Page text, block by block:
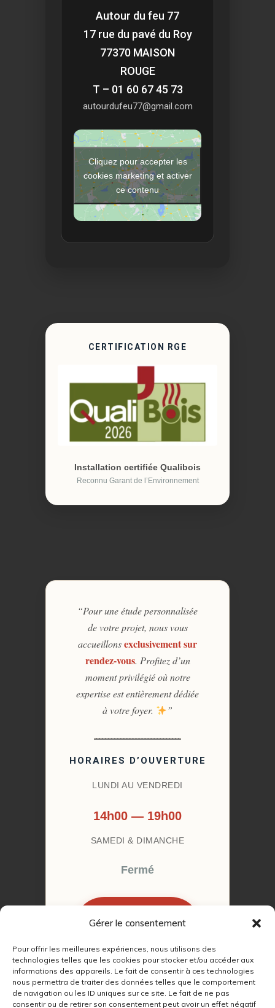
Gérer le consentement
Pour offrir les meilleures expériences, nous utilisons des
technologies telles que les cookies pour stocker et/ou accéder aux
informations des appareils. Le fait de consentir à ces technologies
nous permettra de traiter des données telles que le comportement
de navigation ou les ID uniques sur ce site. Le fait de ne pas
consentir ou de retirer son consentement peut avoir un effet négatif
Autour du feu 77
17 rue du pavé du Roy
77370 MAISON
ROUGE
T – 01 60 67 45 73
autourdufeu77@gmail.com
Cliquez pour accepter les
cookies marketing et activer
ce contenu
CERTIFICATION RGE
Installation certifiée Qualibois
Reconnu Garant de l’Environnement
“Pour une étude personnalisée
de votre projet, nous vous
accueillonsexclusivement sur
rendez-vous. Profitez d’un
moment privilégié où notre
expertise est entièrement dédiée
à votre foyer.
”
HORAIRES D’OUVERTURE
LUNDI AU VENDREDI
14h00 — 19h00
SAMEDI & DIMANCHE
Fermé
RENDEZ-VOUS